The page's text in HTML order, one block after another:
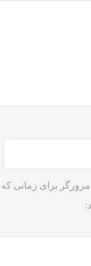
برای زمانی